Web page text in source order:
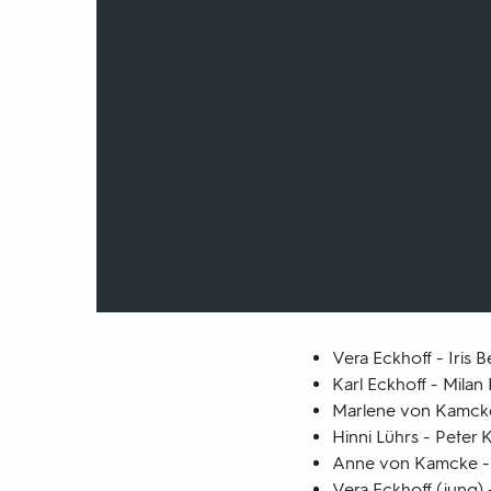
Vera Eckhoff - Iris
Karl Eckhoff - Milan
Marlene von
Hinni Lührs - Peter
Anne von Kamcke -